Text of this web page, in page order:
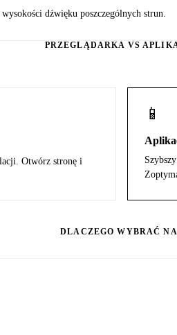
dźwięku poszczególnych strun.
PRZEGLĄDARKA VS
Otwórz stronę i
📱
DLACZEGO WYBRAĆ